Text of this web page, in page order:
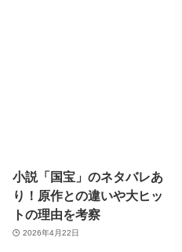
小説「国宝」のネタバレあ
り！原作との違いや大ヒッ
トの理由を考察
2026年4月22日